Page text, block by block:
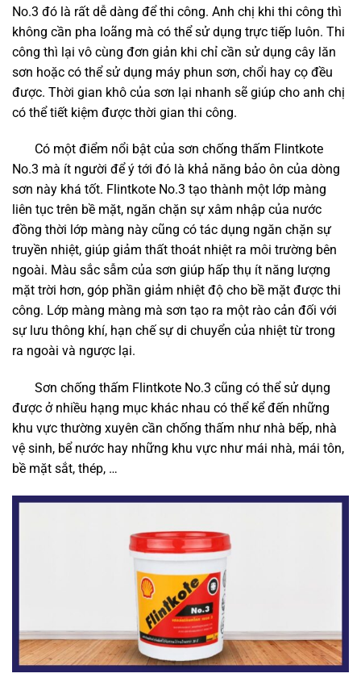
No.3 đó là rất dễ dàng để thi công. Anh chị khi thi công thì
không cần pha loãng mà có thể sử dụng trực tiếp luôn. Thi
công thì lại vô cùng đơn giản khi chỉ cần sử dụng cây lăn
sơn hoặc có thể sử dụng máy phun sơn, chổi hay cọ đều
được. Thời gian khô của sơn lại nhanh sẽ giúp cho anh chị
có thể tiết kiệm được thời gian thi công.
Có một điểm nổi bật của sơn chống thấm Flintkote
No.3 mà ít người để ý tới đó là khả năng bảo ôn của dòng
sơn này khá tốt. Flintkote No.3 tạo thành một lớp màng
liên tục trên bề mặt, ngăn chặn sự xâm nhập của nước
đồng thời lớp màng này cũng có tác dụng ngăn chặn sự
truyền nhiệt, giúp giảm thất thoát nhiệt ra môi trường bên
ngoài. Màu sắc sẫm của sơn giúp hấp thụ ít năng lượng
mặt trời hơn, góp phần giảm nhiệt độ cho bề mặt được thi
công. Lớp màng màng mà sơn tạo ra một rào cản đối với
sự lưu thông khí, hạn chế sự di chuyển của nhiệt từ trong
ra ngoài và ngược lại.
Sơn chống thấm Flintkote No.3 cũng có thể sử dụng
được ở nhiều hạng mục khác nhau có thể kể đến những
khu vực thường xuyên cần chống thấm như nhà bếp, nhà
vệ sinh, bể nước hay những khu vực như mái nhà, mái tôn,
bề mặt sắt, thép, …